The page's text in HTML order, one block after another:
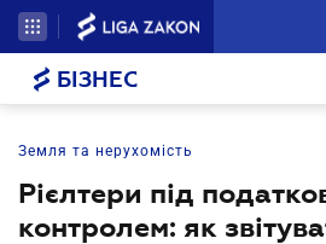
БІЗНЕС
Земля та нерухомість
Рієлтери під
контролем: як